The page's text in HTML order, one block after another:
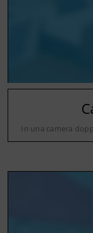
In una camera